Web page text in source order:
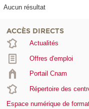
Aucun résultat
ACCÈS DIRECTS
Actualités
Offres d'emploi
Portail Cnam
Répertoire des
Espace numérique de